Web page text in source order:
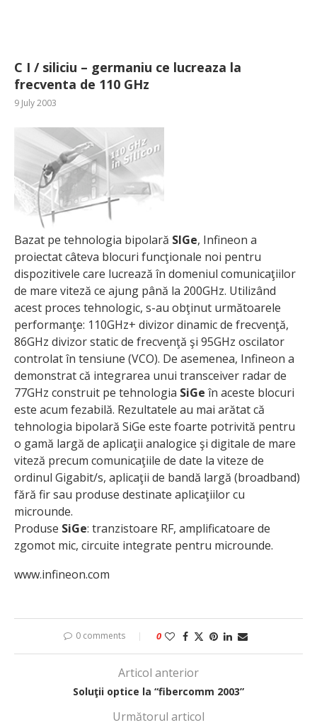
C I / siliciu – germaniu ce lucreaza la
frecventa de 110 GHz
9 July 2003
Bazat pe tehnologia bipolară SIGe, Infineon a
proiectat câteva blocuri funcţionale noi pentru
dispozitivele care lucrează în domeniul comunicaţiilor
de mare viteză ce ajung până la 200GHz. Utilizând
acest proces tehnologic, s-au obţinut următoarele
performanţe: 110GHz+ divizor dinamic de frecvenţă,
86GHz divizor static de frecvenţă şi 95GHz oscilator
controlat în tensiune (VCO). De asemenea, Infineon a
demonstrat că integrarea unui transceiver radar de
77GHz construit pe tehnologia SiGe în aceste blocuri
este acum fezabilă. Rezultatele au mai arătat că
tehnologia bipolară SiGe este foarte potrivită pentru
o gamă largă de aplicaţii analogice şi digitale de mare
viteză precum comunicaţiile de date la viteze de
ordinul Gigabit/s, aplicaţii de bandă largă (broadband)
fără fir sau produse destinate aplicaţiilor cu
microunde.
Produse SiGe: tranzistoare RF, amplificatoare de
zgomot mic, circuite integrate pentru microunde.
www.infineon.com
0 comments 0
Articol anterior
Soluţii optice la “fibercomm 2003”
Următorul articol